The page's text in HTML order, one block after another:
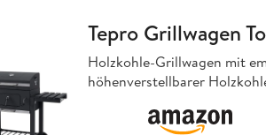
Tepro Grillwagen
Holzkohle-Grillwagen mit
höhenverstellbarer